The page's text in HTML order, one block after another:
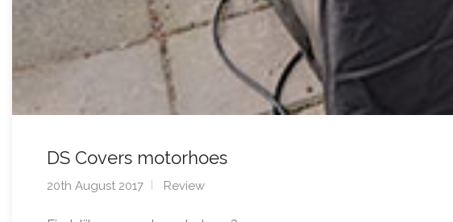
DS Covers motorhoes
20th August 2017 Review